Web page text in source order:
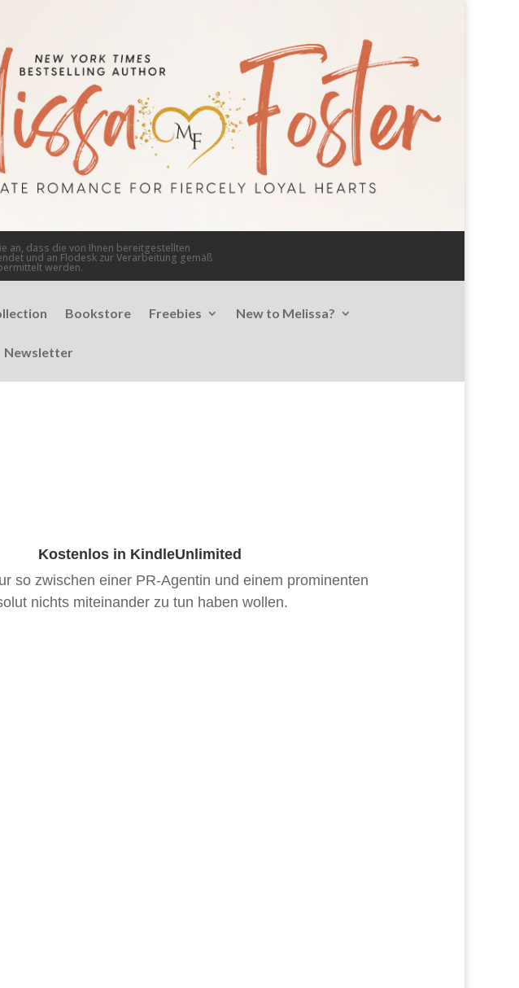
an, dass die von Ihnen bereitgestellten
und an Flodesk zur Verarbeitung gemäß
werden.
Bookstore Freebies New to Melissa?
Newsletter
Kostenlos in KindleUnlimited
so zwischen einer PR-Agentin und einem prominenten
nichts miteinander zu tun haben wollen.